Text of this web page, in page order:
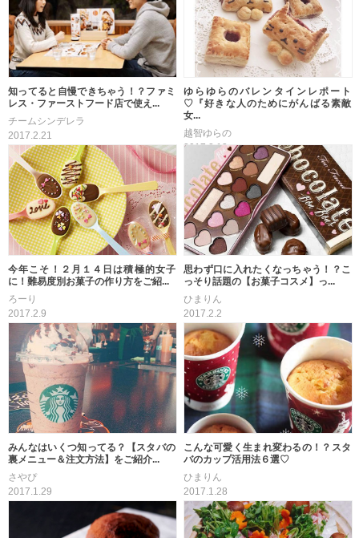
知ってると自慢できちゃう！？ファミ
レス・ファーストフード店で使え...
チームシンデレラ
2017.2.21
ゆらゆらのバレンタインレポート
♡『好きな人のためにがんばる素敵
女...
越智ゆらの
2017.2.13
今年こそ！２月１４日は積極的女子
に！難易度別お菓子の作り方をご紹...
ろーり
2017.2.9
思わず口に入れたくなっちゃう！？こ
っそり話題の【お菓子コスメ】っ...
ひまりん
2017.2.2
みんなはいくつ知ってる？【スタバの
裏メニュー＆注文方法】をご紹介...
さやぴ
2017.1.29
こんな可愛く生まれ変わるの！？スタ
バのカップ活用法６選♡
ひまりん
2017.1.28